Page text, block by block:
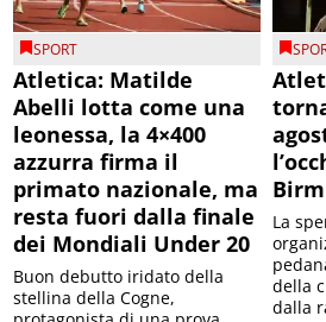
SPORT
Atletica: Matilde
Abelli lotta come una
leonessa, la 4×400
azzurra firma il
primato nazionale, ma
resta fuori dalla finale
dei Mondiali Under 20
Buon debutto iridato della
stellina della Cogne,
La
della
dalla